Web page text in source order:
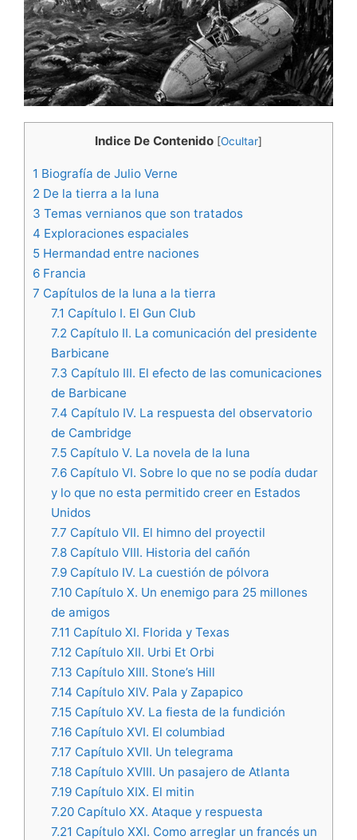
Indice De Contenido [Ocultar]
1 Biografía de Julio Verne
2 De la tierra a la luna
3 Temas vernianos que son tratados
4 Exploraciones espaciales
5 Hermandad entre naciones
6 Francia
7 Capítulos de la luna a la tierra
7.1 Capítulo I. El Gun Club
7.2 Capítulo II. La comunicación del presidente
Barbicane
7.3 Capítulo III. El efecto de las comunicaciones
de Barbicane
7.4 Capítulo IV. La respuesta del observatorio
de Cambridge
7.5Capítulo V. La novela de la luna
7.6Capítulo VI. Sobre lo que no se podía dudar
y lo que no esta permitido creer en Estados
Unidos
7.7 Capítulo VII. El himno del proyectil
7.8Capítulo VIII. Historia del cañón
7.9Capítulo IV. La cuestión de pólvora
7.10Capítulo X. Un enemigo para 25 millones
de amigos
7.11 Capítulo XI. Florida y Texas
7.12 Capítulo XII. Urbi Et Orbi
7.13 Capítulo XIII. Stone’s Hill
7.14 Capítulo XIV. Pala y Zapapico
7.15Capítulo XV. La fiesta de la fundición
7.16Capítulo XVI. El columbiad
7.17 Capítulo XVII. Un telegrama
7.18Capítulo XVIII. Un pasajero de Atlanta
7.19Capítulo XIX. El mitin
7.20Capítulo XX. Ataque y respuesta
7.21 Capítulo XXI. Como arreglar un francés un